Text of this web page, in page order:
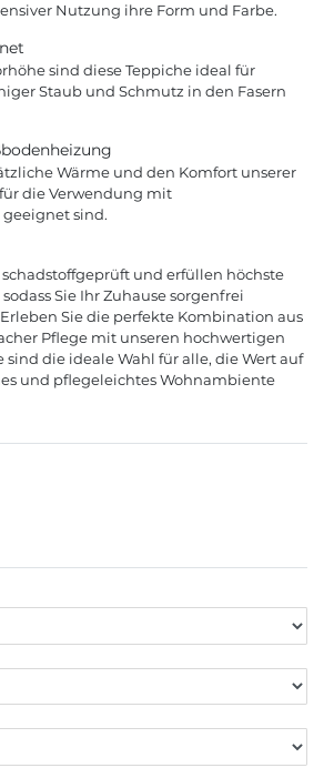
Nutzung ihre Form und Farbe.
sind diese Teppiche ideal für
Staub und Schmutz in den Fasern
Wärme und den Komfort unserer
die Verwendung mit
sind.
schadstoffgeprüft und erfüllen höchste
Sie Ihr Zuhause sorgenfrei
Sie die perfekte Kombination aus
Pflege mit unseren hochwertigen
sind die ideale Wahl für alle, die Wert auf
und pflegeleichtes Wohnambiente